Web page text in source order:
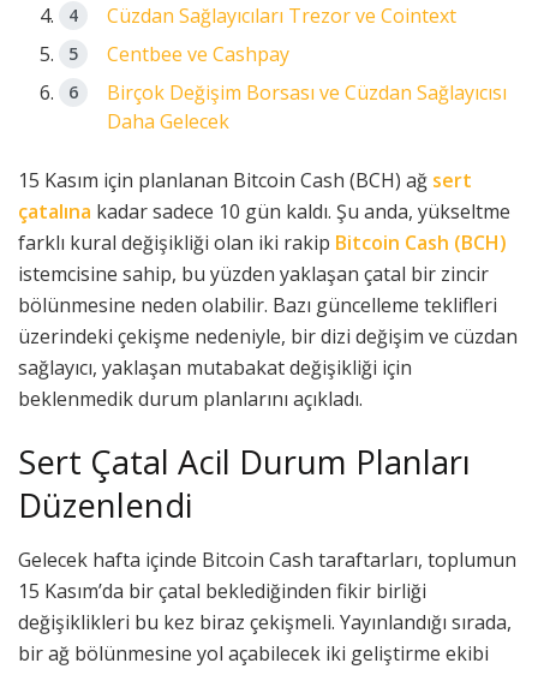
Cüzdan Sağlayıcıları Trezor ve Cointext
Centbee ve Cashpay
Birçok Değişim Borsası ve Cüzdan Sağlayıcısı
Daha Gelecek
15 Kasım için planlanan Bitcoin Cash (BCH) ağ sert
çatalına kadar sadece 10 gün kaldı. Şu anda, yükseltme
farklı kural değişikliği olan iki rakip Bitcoin Cash (BCH)
istemcisine sahip, bu yüzden yaklaşan çatal bir zincir
bölünmesine neden olabilir. Bazı güncelleme teklifleri
üzerindeki çekişme nedeniyle, bir dizi değişim ve cüzdan
sağlayıcı, yaklaşan mutabakat değişikliği için
beklenmedik durum planlarını açıkladı.
Sert Çatal Acil Durum Planları
Düzenlendi
Gelecek hafta içinde Bitcoin Cash taraftarları, toplumun
15 Kasım’da bir çatal beklediğinden fikir birliği
değişiklikleri bu kez biraz çekişmeli. Yayınlandığı sırada,
bir ağ bölünmesine yol açabilecek iki geliştirme ekibi